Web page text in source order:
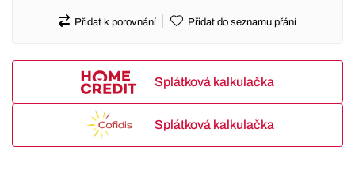
Přidat k porovnání Přidat do seznamu přání
Splátková kalkulačka
Splátková kalkulačka